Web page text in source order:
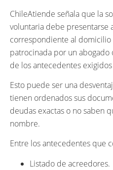
ChileAtiende señala que la
voluntaria debe presentarse
correspondiente al
patrocinada por un abogado
de los antecedentes
Esto puede ser una
tienen ordenados sus
deudas exactas o no saben
nombre.
Entre los antecedentes que
Listado de acreedores.